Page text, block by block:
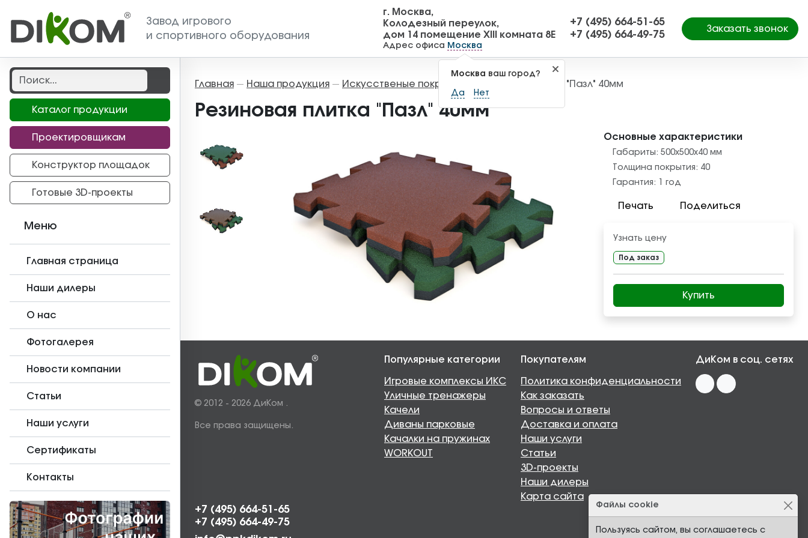
Завод игрового
и спортивного оборудования
г. Москва,
Колодезный переулок,
дом 14 помещение XIII комната 8Е
Адрес офиса Москва
Москва ваш город?
Да Нет
+7 (495) 664-51-65
+7 (495) 664-49-75
Заказать звонок
Каталог продукции
Проектировщикам
Конструктор площадок
Готовые 3D-проекты
Меню
Главная страница
Наши дилеры
О нас
Фотогалерея
Новости компании
Статьи
Наши услуги
Сертификаты
Контакты
Главная — Наша продукция — Искусственые покрытия Резиновая плитка "Пазл" 40мм
Резиновая плитка "Пазл" 40мм
Основные характеристики
Габариты: 500x500x40 мм
Толщина покрытия: 40
Гарантия:
1 год
Печать Поделиться
Узнать цену
Под заказ
Купить
© 2012 - 2026 ДиКом .
Все права защищены.
Файлы cookie
Пользуясь сайтом, вы соглашаетесь с
Популярные категории
Игровые комплексы ИКС
Уличные тренажеры
Качели
Диваны парковые
Качалки на пружинах
WORKOUT
Покупателям
Политика конфиденциальности
Как заказать
Вопросы и ответы
Доставка и оплата
Наши услуги
Статьи
3D-проекты
Наши дилеры
Карта сайта
ДиКом в соц. сетях
+7 (495) 664-51-65
+7 (495) 664-49-75